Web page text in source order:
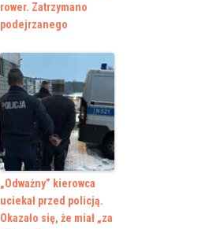
rower. Zatrzymano
podejrzanego
„Odważny” kierowca
uciekał przed policją.
Okazało się, że miał „za